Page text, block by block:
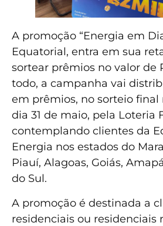
A promoção “Energia em
Equatorial, entra em sua
sortear prêmios no valor de
todo, a campanha vai
em prêmios, no sorteio final
dia 31 de maio, pela Loteria
contemplando clientes da
Energia nos estados do
Piauí, Alagoas, Goiás,
do Sul.
A promoção é destinada a
residenciais ou residenciais